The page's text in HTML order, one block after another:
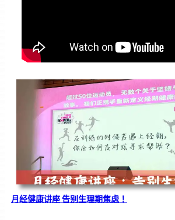
月经健康讲座 告别生理期焦虑！